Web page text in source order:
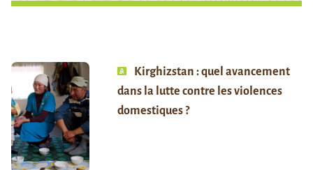
Kirghizstan : quel avancement
dans la lutte contre les violences
domestiques ?